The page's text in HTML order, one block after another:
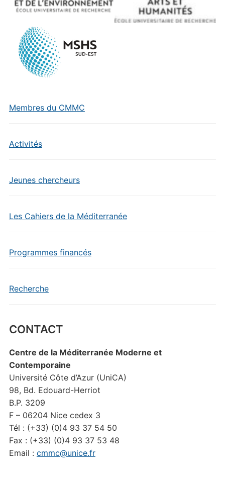
Membres du CMMC
Activités
Jeunes chercheurs
Les Cahiers de la Méditerranée
Programmes financés
Recherche
CONTACT
Centre de la Méditerranée Moderne et
Contemporaine
Université Côte d’Azur (UniCA)
98, Bd. Edouard-Herriot
B.P. 3209
F – 06204 Nice cedex 3
Tél : (+33) (0)4 93 37 54 50
Fax : (+33) (0)4 93 37 53 48
Email : cmmc@unice.fr